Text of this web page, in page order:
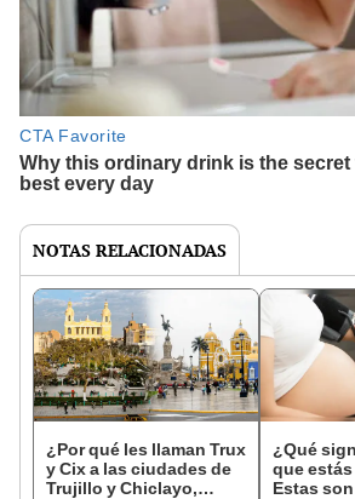
NOTAS RELACIONADAS
¿Por qué les llaman Trux
y Cix a las ciudades de
Trujillo y Chiclayo,
¿Qué
que
Estas